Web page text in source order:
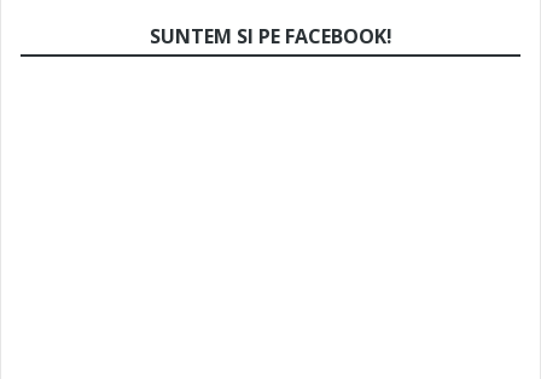
SUNTEM SI PE FACEBOOK!